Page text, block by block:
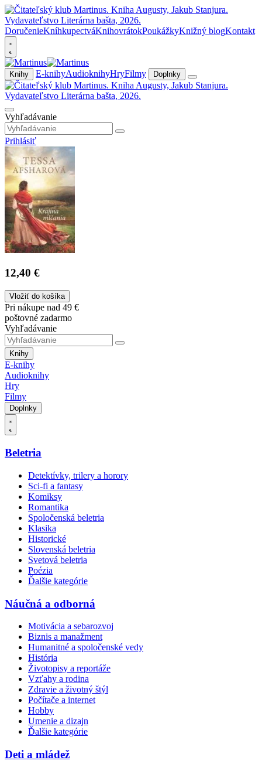
DoručenieKníhkupectváKnihovrátokPoukážkyKnižný blogKontakt
Knihy E-knihyAudioknihyHryFilmy Doplnky
Vyhľadávanie
Prihlásiť
12,40 €
Vložiť do košíka
Pri nákupe nad 49 €
poštovné zadarmo
Vyhľadávanie
Knihy
E-knihy
Audioknihy
Hry
Filmy
Doplnky
Beletria
Detektívky, trilery a horory
Sci-fi a fantasy
Komiksy
Romantika
Spoločenská beletria
Klasika
Historické
Slovenská beletria
Svetová beletria
Poézia
Ďalšie kategórie
Náučná a odborná
Motivácia a sebarozvoj
Biznis a manažment
Humanitné a spoločenské vedy
História
Životopisy a reportáže
Vzťahy a rodina
Zdravie a životný štýl
Počítače a internet
Hobby
Umenie a dizajn
Ďalšie kategórie
Deti a mládež